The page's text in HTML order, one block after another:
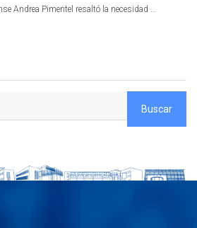
Andrea Pimentel resaltó la necesidad …